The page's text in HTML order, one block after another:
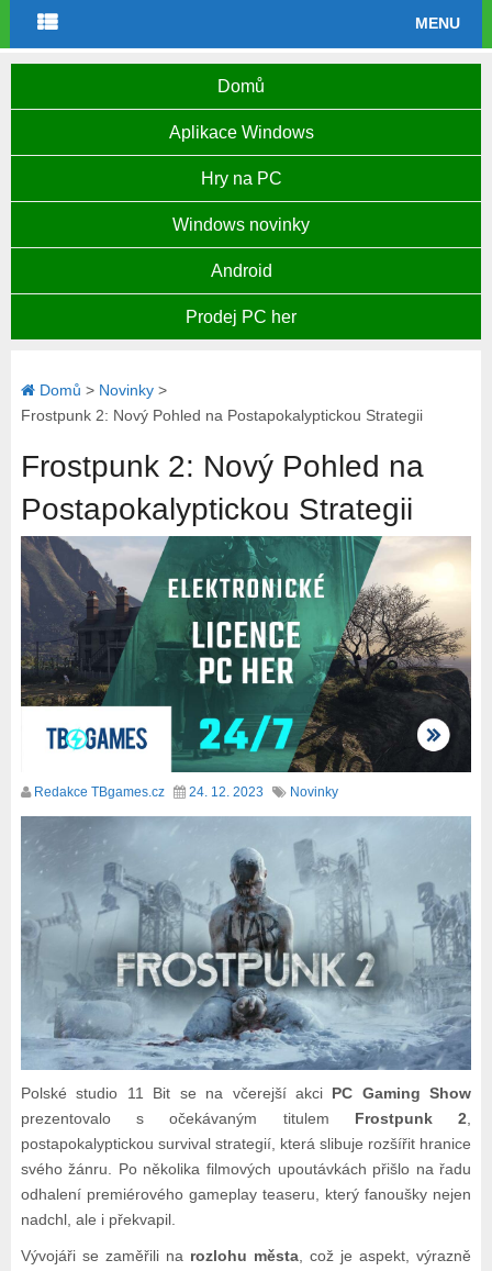
MENU
Domů
Aplikace Windows
Hry na PC
Windows novinky
Android
Prodej PC her
Domů > Novinky>
Frostpunk 2: Nový Pohled na Postapokalyptickou Strategii
Frostpunk 2: Nový Pohled na
Postapokalyptickou Strategii
Redakce TBgames.cz 24. 12. 2023 Novinky
Polské studio 11 Bit se na včerejší akci PC Gaming Show
prezentovalo s očekávaným titulem Frostpunk 2
postapokalyptickou survival strategií, která slibuje rozšířit hranice
svého žánru. Po několika filmových upoutávkách přišlo na řadu
odhalení premiérového gameplay teaseru, který fanoušky nejen
nadchl, ale i překvapil.
Vývojáři se zaměřili na rozlohu města , což je aspekt, výrazně